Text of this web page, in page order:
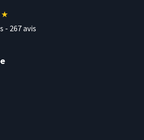
★
- 267avis